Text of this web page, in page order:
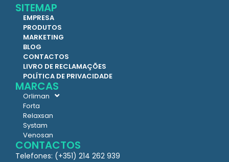
SITEMAP
EMPRESA
PRODUTOS
MARKETING
BLOG
CONTACTOS
LIVRO DE RECLAMAÇÕES
POLÍTICA DE PRIVACIDADE
MARCAS
Orliman
Forta
Relaxsan
Systam
Venosan
CONTACTOS
Telefones: (+351) 214 262 939